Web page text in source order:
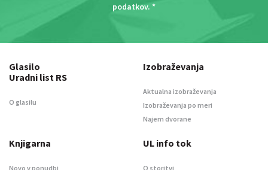
podatkov. *
Glasilo
Uradni list RS
O glasilu
Izobraževanja
Aktualna izobraževanja
Izobraževanja po meri
Najem dvorane
Knjigarna
Novo v ponudbi
UL info tok
O storitvi